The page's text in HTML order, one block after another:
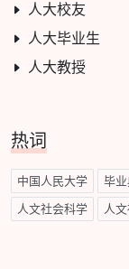
人大校友
人大毕业生
人大教授
热词
中国人民大学 毕
人文社会科学 人